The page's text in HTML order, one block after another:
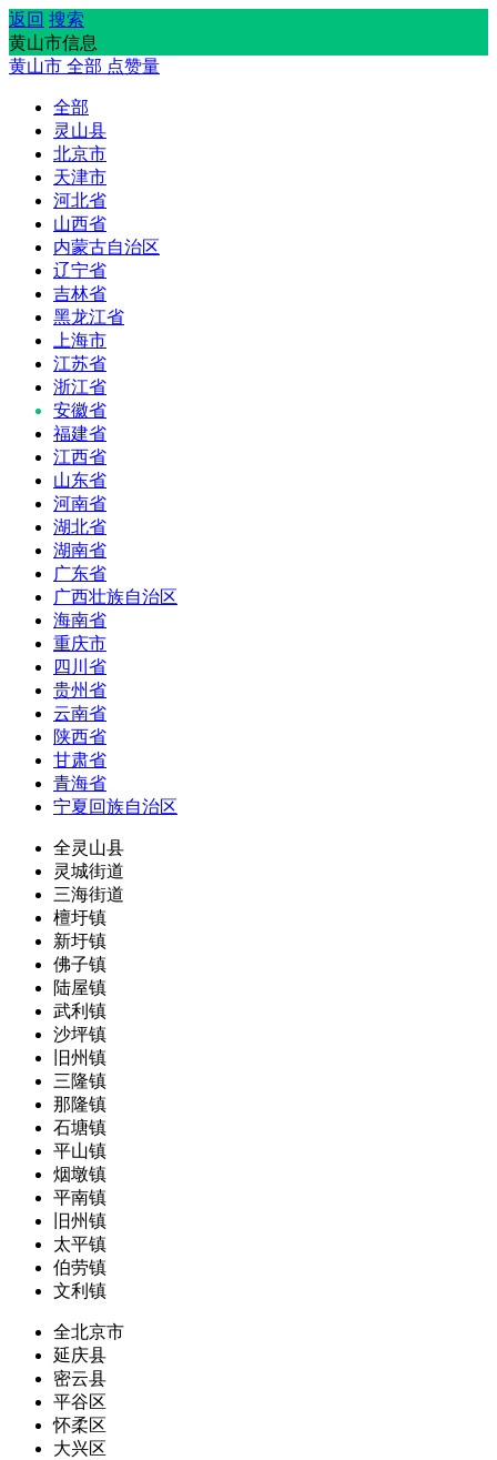
返回 搜索
黄山市信息
黄山市 全部 点赞量
全部
灵山县
北京市
天津市
河北省
山西省
内蒙古自治区
辽宁省
吉林省
黑龙江省
上海市
江苏省
浙江省
安徽省
福建省
江西省
山东省
河南省
湖北省
湖南省
广东省
广西壮族自治区
海南省
重庆市
四川省
贵州省
云南省
陕西省
甘肃省
青海省
宁夏回族自治区
全灵山县
灵城街道
三海街道
檀圩镇
新圩镇
佛子镇
陆屋镇
武利镇
沙坪镇
旧州镇
三隆镇
那隆镇
石塘镇
平山镇
烟墩镇
平南镇
旧州镇
太平镇
伯劳镇
文利镇
全北京市
延庆县
密云县
平谷区
怀柔区
大兴区